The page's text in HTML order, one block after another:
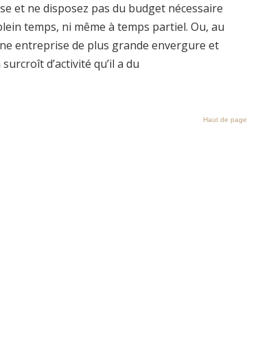
et ne disposez pas du budget nécessaire
temps, ni même à temps partiel. Ou, au
entreprise de plus grande envergure et
d’activité qu’il a du
Haut de page